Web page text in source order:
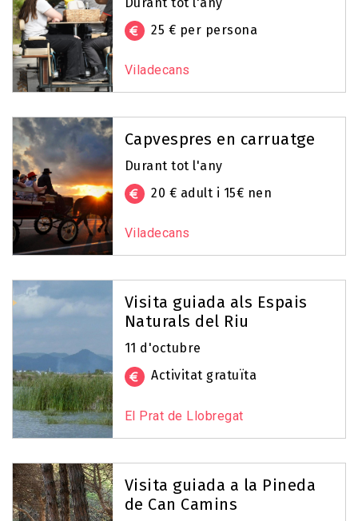
blau a la zona de la Costa del Delta per a
donar a conèixer aquestes activitats als
centres educatius, finançant la realització
de 28 activitats i el desplaçament des del
centre educatiu. Podeu consultar el
Programa Educatiu "Descobreix la Costa
del Delta"
25 € per persona
Viladecans
Capvespres en carruatge
Durant tot l'any
20 € adult i 15€ nen
Viladecans
Visita guiada als Espais
Naturals del Riu
11 d'octubre
Activitat gratuïta
El Prat de Llobregat
Visita guiada a la Pineda
de Can Camins